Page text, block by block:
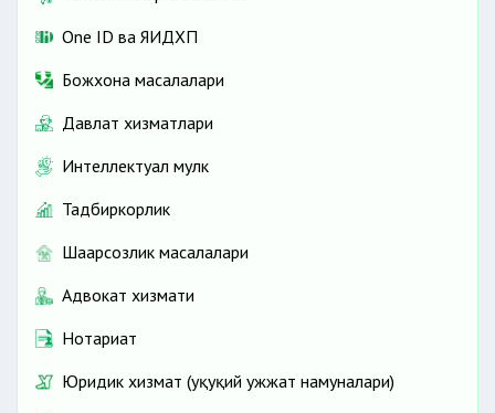
One ID ва ЯИДХП
Божхона масалалари
Давлат хизматлари
Интеллектуал мулк
Тадбиркорлик
Шаҳарсозлик масалалари
Адвокат хизмати
Нотариат
Юридик хизмат (ҳуқуқий ҳужжат намуналари)